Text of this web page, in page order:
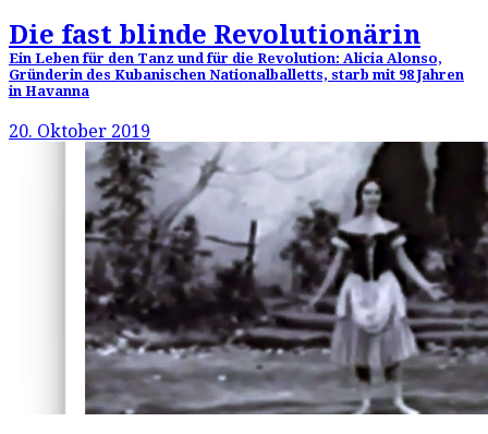
Die fast blinde Revolutionärin
Ein Leben für den Tanz und für die Revolution: Alicia Alonso,
Gründerin des Kubanischen Nationalballetts, starb mit 98 Jahren
in Havanna
20. Oktober 2019